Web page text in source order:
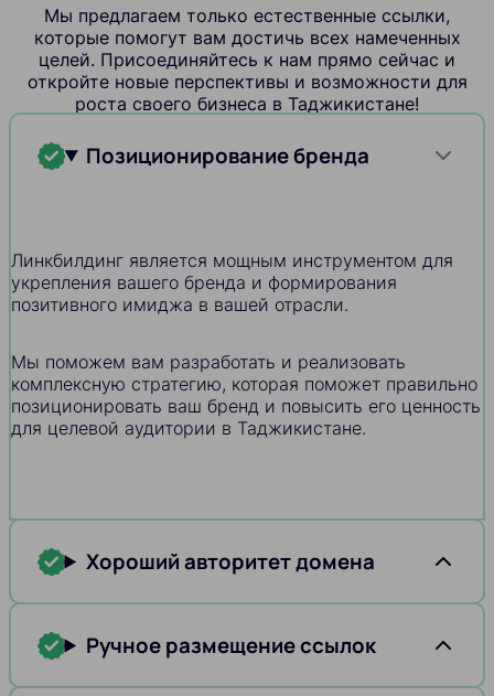
Мы предлагаем только естественные ссылки,
которые помогут вам достичь всех намеченных
целей. Присоединяйтесь к нам прямо сейчас и
откройте новые перспективы и возможности для
роста своего бизнеса в Таджикистане!
Позиционирование бренда
Линкбилдинг является мощным инструментом для
укрепления вашего бренда и формирования
позитивного имиджа в вашей отрасли.
Мы поможем вам разработать и реализовать
комплексную стратегию, которая поможет правильно
позиционировать ваш бренд и повысить его ценность
для целевой аудитории в Таджикистане.
Хороший авторитет домена
Ручное размещение ссылок